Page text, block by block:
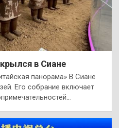
в Сиане
панорама» В Сиане
Его собрание включает